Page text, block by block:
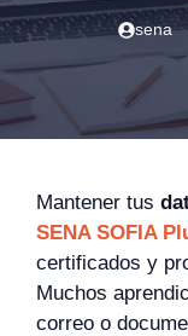
sena
Mantener tus
SENA SOFIA
certificados y
Muchos
correo o